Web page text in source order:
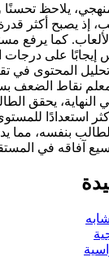
يلاحظ
إذ يصبح أكثر
كما يرفع
إيجابًا على درجات
المحتوى في
نقاط الضعف
النهاية، يحقق
استعدادًا
بنفسه، مما
آفاقه في